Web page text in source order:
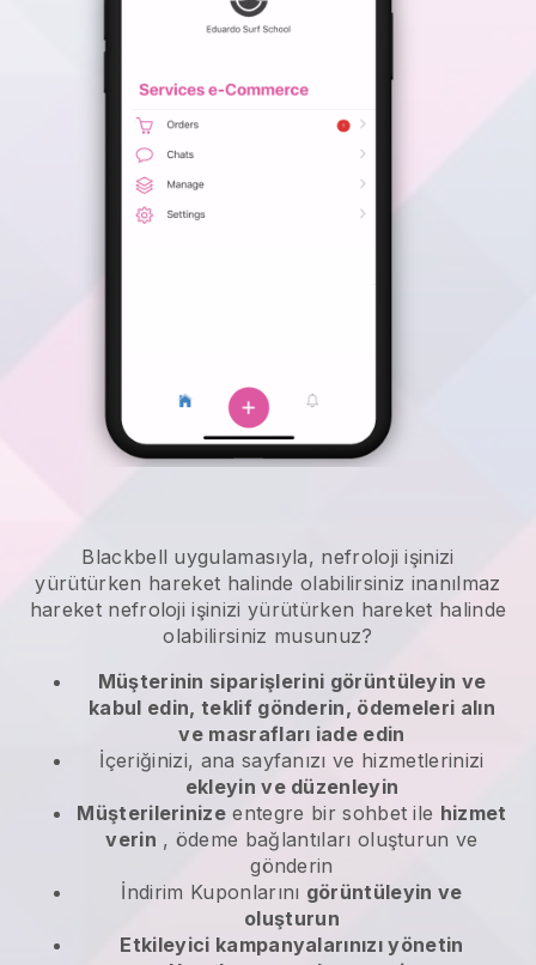
Blackbell uygulamasıyla, nefroloji işinizi
yürütürken hareket halinde olabilirsiniz inanılmaz
hareket nefroloji işinizi yürütürken hareket halinde
olabilirsiniz musunuz?
Müşterinin siparişlerini görüntüleyin ve
kabul edin, teklif gönderin, ödemeleri alın
ve masrafları iade edin
İçeriğinizi, ana sayfanızı ve hizmetlerinizi
ekleyin ve düzenleyin
Müşterilerinize entegre bir sohbet ile hizmet
verin , ödeme bağlantıları oluşturun ve
gönderin
İndirim Kuponlarını görüntüleyin ve
oluşturun
Etkileyici kampanyalarınızı yönetin